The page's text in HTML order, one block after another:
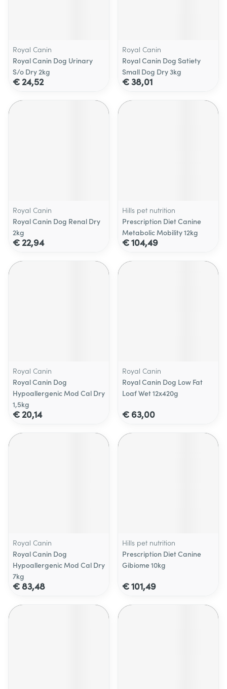
Royal Canin
Royal Canin Dog Urinary
S/o Dry 2kg
€ 24,52
Royal Canin
Royal Canin Dog Satiety
Small Dog Dry 3kg
€ 38,01
Royal Canin
Royal Canin Dog Renal Dry
2kg
€ 22,94
Hills pet nutrition
Prescription Diet Canine
Metabolic Mobility 12kg
€ 104,49
Royal Canin
Royal Canin Dog
Hypoallergenic Mod Cal Dry
1,5kg
€ 20,14
Royal Canin
Royal Canin Dog Low Fat
Loaf Wet 12x420g
€ 63,00
Royal Canin
Royal Canin Dog
Hypoallergenic Mod Cal Dry
7kg
€ 83,48
Hills pet nutrition
Prescription Diet Canine
Gibiome 10kg
€ 101,49